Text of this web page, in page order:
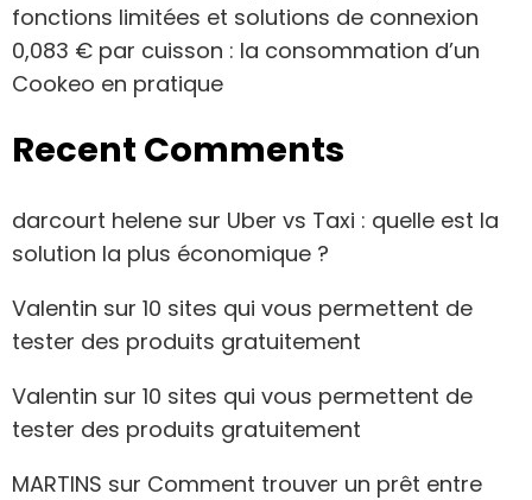
fonctions limitées et solutions de connexion
0,083 € par cuisson : la consommation d’un
Cookeo en pratique
Recent Comments
darcourt helene sur Uber vs Taxi : quelle est la
solution la plus économique ?
Valentin sur 10 sites qui vous permettent de
tester des produits gratuitement
Valentin sur 10 sites qui vous permettent de
tester des produits gratuitement
MARTINS sur Comment trouver un prêt entre